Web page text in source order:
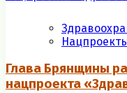
Глава Брянщины
нацпроекта